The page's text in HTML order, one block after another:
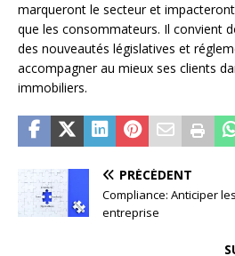
marqueront le secteur et
que les consommateurs. Il convient
des nouveautés législatives et
accompagner au mieux ses clients
immobiliers.
PRÉCÉDENT
Compliance: Anticiper
entreprise